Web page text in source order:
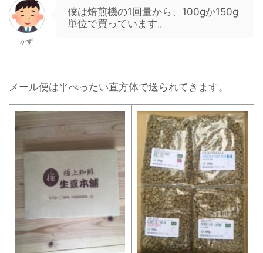
かず
僕は焙煎機の1回量から、100gか150g
単位で買っています。
メール便は平べったい直方体で送られてきます。